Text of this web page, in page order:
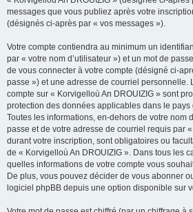
messages que vous publiez après votre
(désignés ci-après par « vos messages »).
Votre compte contiendra au minimum un
par « votre nom d’utilisateur ») et un mot de
de vous connecter à votre compte (désigné ci-
passe ») et une adresse de courriel personnelle.
compte sur « Korvigelloù An DROUIZIG » sont
protection des données applicables dans le
Toutes les informations, en-dehors de votre nom
passe et de votre adresse de courriel requis par
durant votre inscription, sont obligatoires ou
de « Korvigelloù An DROUIZIG ». Dans tous les
quelles informations de votre compte vous
De plus, vous pouvez décider de vous abonner
logiciel phpBB depuis une option disponible sur